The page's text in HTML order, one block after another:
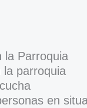
la Parroquia
la parroquia
en